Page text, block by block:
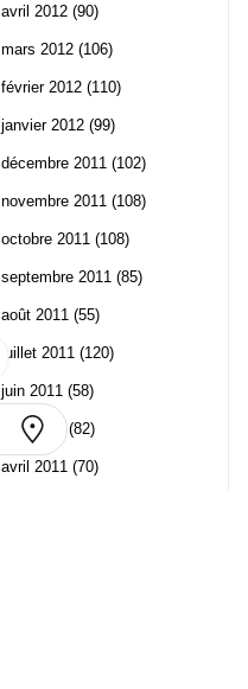
avril 2012 (90)
mars 2012 (106)
février 2012 (110)
janvier 2012 (99)
décembre 2011 (102)
novembre 2011 (108)
octobre 2011 (108)
septembre 2011 (85)
août 2011 (55)
juillet 2011 (120)
juin 2011 (58)
mai 2011 (82)
avril 2011 (70)